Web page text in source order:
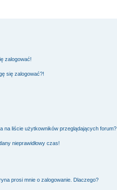
zalogować!
się zalogować?!
na liście użytkowników przeglądających forum?
nieprawidłowy czas!
prosi mnie o zalogowanie. Dlaczego?